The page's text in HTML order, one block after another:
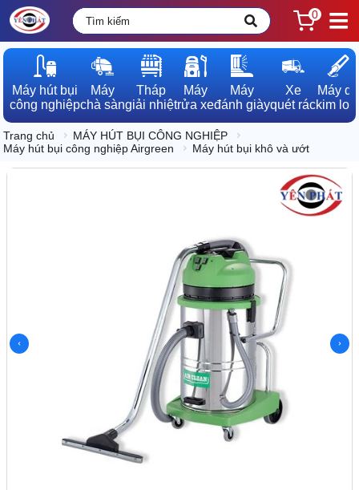
0
Máy hút bụi
công nghiệp
Máy
chà sàn
Tháp
giải nhiệt
Máy
rửa xe
Máy
đánh giày
Xe
quét rác
Máy dò
kim loại
Trang chủ
MÁY HÚT BỤI CÔNG NGHIỆP
Máy hút bụi công nghiệp Airgreen
Máy hút bụi khô và ướt